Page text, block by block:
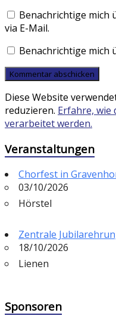
Benachrichtige mich
via E-Mail.
Benachrichtige mich
Diese Website
reduzieren. Erfahre, wie
verarbeitet werden.
Veranstaltungen
Chorfest in
03/10/2026
Hörstel
Zentrale
18/10/2026
Lienen
Sponsoren